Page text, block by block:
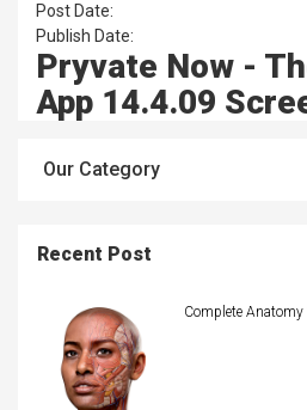
Post Date:
Publish Date:
Pryvate Now -
App 14.4.09
Our Category
Recent Post
Complete